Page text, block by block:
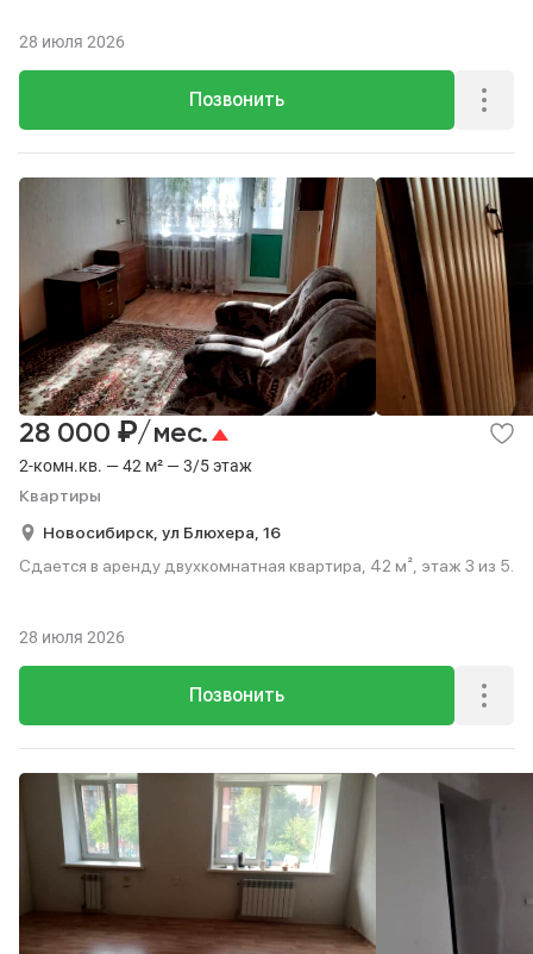
Позвонить
28 июля 2026
2-комн.кв. — 42 м² — 3/5 этаж
Квартиры
28 000 ₽/мес.
Новосибирск, ул Блюхера, 16
Сдается в аренду двухкомнатная квартира, 42 м², этаж 3 из 5.
Позвонить
28 июля 2026